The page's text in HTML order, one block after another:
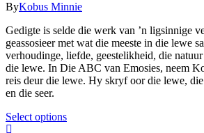
product
page
may
be
chosen
on
the
product
ByKobus Minnie
Gedigte is selde die werk van ’n ligsinnige
geassosieer met wat die meeste in die lewe
verhoudinge, liefde, geestelikheid, die
die lewe. In Die ABC van Emosies, neem
reis deur die lewe. Hy skryf oor die lewe,
en die seer.
Select optionsThis